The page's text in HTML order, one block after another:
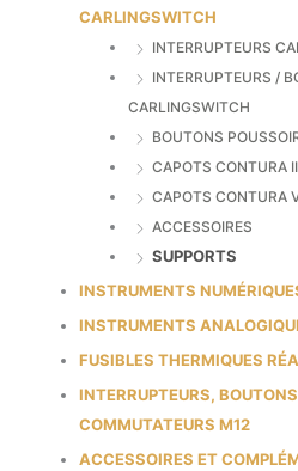
CARLINGSWITCH
INTERRUPTEURS
INTERRUPTEURS /
CARLINGSWITCH
BOUTONS
CAPOTS CONTURA II
CAPOTS CONTURA
ACCESSOIRES
SUPPORTS
INSTRUMENTS
INSTRUMENTS
FUSIBLES THERMIQUES
INTERRUPTEURS,
COMMUTATEURS M12
ACCESSOIRES ET